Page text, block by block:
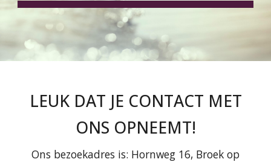
LEUK DAT JE CONTACT MET
ONS OPNEEMT!
Ons bezoekadres is: Hornweg 16, Broek op